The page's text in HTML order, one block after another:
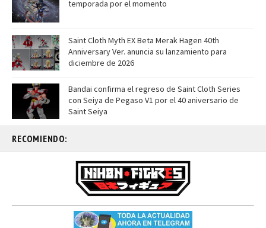
temporada por el momento
Saint Cloth Myth EX Beta Merak Hagen 40th
Anniversary Ver. anuncia su lanzamiento para
diciembre de 2026
Bandai confirma el regreso de Saint Cloth Series
con Seiya de Pegaso V1 por el 40 aniversario de
Saint Seiya
RECOMIENDO: